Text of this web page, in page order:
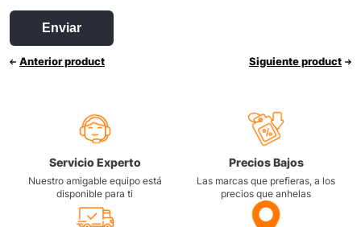
Anterior product Siguiente product
Servicio Experto
Nuestro amigable equipo está
disponible para ti
Precios Bajos
Las marcas que prefieras, a los
precios que anhelas